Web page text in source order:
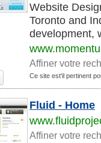
Website
Toronto and
development,
Affiner votre
Ce site est'il pertinent
Fluid - Home
Affiner votre